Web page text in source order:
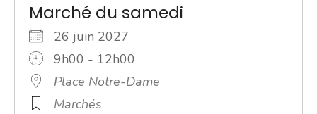
Marché du samedi
26 juin 2027
9h00 - 12h00
Place Notre-Dame
Marchés